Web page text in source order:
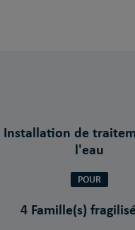
Installation de
l'eau
POUR
4 Famille(s)